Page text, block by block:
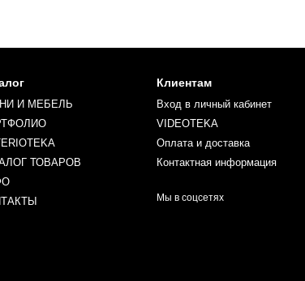
И МЕБЕЛЬ
ТОВАРОВ
Клиентам
Вход в личный кабинет
VIDEOTEKA
Оплата и доставка
Контактная информация
Мы в соцсетях